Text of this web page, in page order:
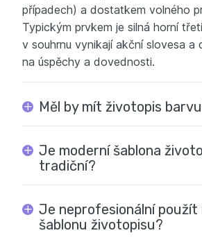
případech) a dostatkem volného
Typickým prvkem je silná horní
v souhrnu vynikají akční slovesa a
na úspěchy a dovednosti.
Měl by mít životopis
Je moderní šablona
tradiční?
Je neprofesionální použít
šablonu životopisu?